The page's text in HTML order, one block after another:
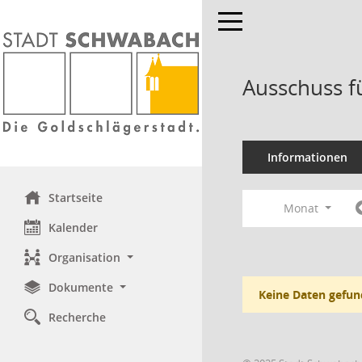
Startseite
Kalender
Organisation
Dokumente
Recherche
Toggle navigation
Ausschuss
Informationen
Monat
Keine Daten